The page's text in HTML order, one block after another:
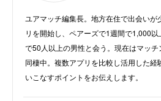
を！
10位
Afternoon.（ア
ッチング60万件突破！
11位
Sepa(セパ)：不
ユアマッチ編集長。地方在住で出会い
リを開始し、ペアーズで1週間で1,000
で50人以上の男性と会う。現在はマッ
同棲中。複数アプリを比較し活用した経
いこなすポイントをお伝えします。